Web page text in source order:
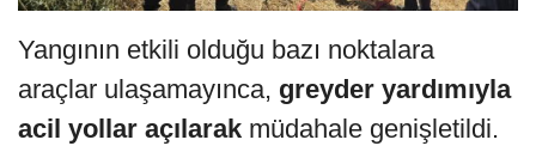
Yangının etkili olduğu bazı noktalara
araçlar ulaşamayınca, greyder yardımıyla
acil yollar açılarak müdahale genişletildi.